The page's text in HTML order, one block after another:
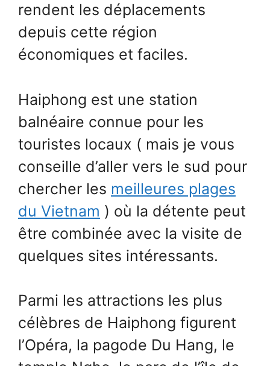
rendent les déplacements
depuis cette région
économiques et faciles.
Haiphong est une station
balnéaire connue pour les
touristes locaux ( mais je vous
conseille d’aller vers le sud pour
chercher les meilleures plages
du Vietnam ) où la détente peut
être combinée avec la visite de
quelques sites intéressants.
Parmi les attractions les plus
célèbres de Haiphong figurent
l’Opéra, la pagode Du Hang, le